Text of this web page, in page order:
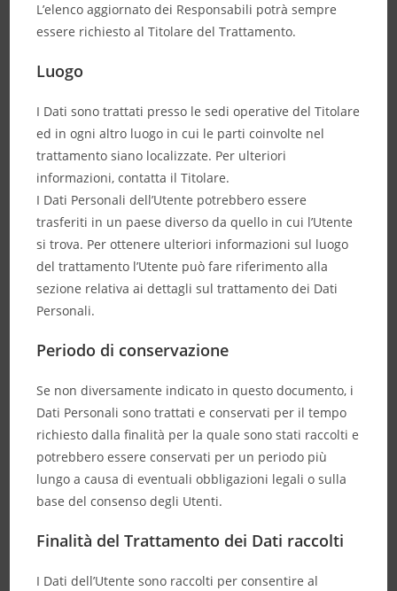
L’elenco aggiornato dei Responsabili potrà sempre
essere richiesto al Titolare del Trattamento.
Luogo
I Dati sono trattati presso le sedi operative del Titolare
ed in ogni altro luogo in cui le parti coinvolte nel
trattamento siano localizzate. Per ulteriori
informazioni, contatta il Titolare.
I Dati Personali dell’Utente potrebbero essere
trasferiti in un paese diverso da quello in cui l’Utente
si trova. Per ottenere ulteriori informazioni sul luogo
del trattamento l’Utente può fare riferimento alla
sezione relativa ai dettagli sul trattamento dei Dati
Personali.
Periodo di conservazione
Se non diversamente indicato in questo documento, i
Dati Personali sono trattati e conservati per il tempo
richiesto dalla finalità per la quale sono stati raccolti e
potrebbero essere conservati per un periodo più
lungo a causa di eventuali obbligazioni legali o sulla
base del consenso degli Utenti.
Finalità del Trattamento dei Dati raccolti
I Dati dell’Utente sono raccolti per consentire al